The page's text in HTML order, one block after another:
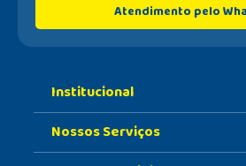
Atendimento pelo
Institucional
Sobre A Nossa Drogaria
Nossos Serviços